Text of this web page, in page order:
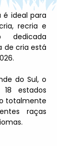
ideal para
recria e
dedicada
de cria está
do Sul, o
estados
totalmente
raças